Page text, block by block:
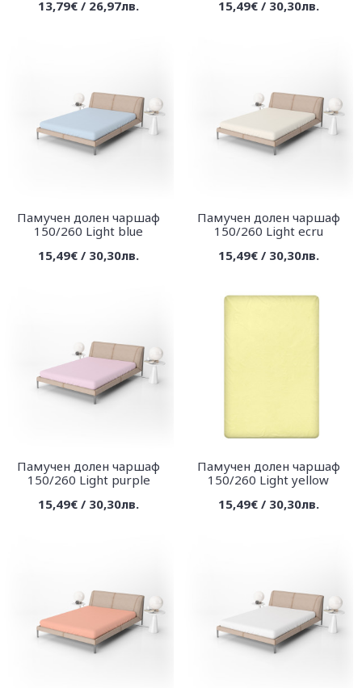
13,79€ / 26,97лв.
15,49€ / 30,30лв.
Памучен долен чаршаф
150/260 Light blue
15,49€ / 30,30лв.
Памучен долен чаршаф
150/260 Light ecru
15,49€ / 30,30лв.
Памучен долен чаршаф
150/260 Light purple
15,49€ / 30,30лв.
Памучен долен чаршаф
150/260 Light yellow
15,49€ / 30,30лв.